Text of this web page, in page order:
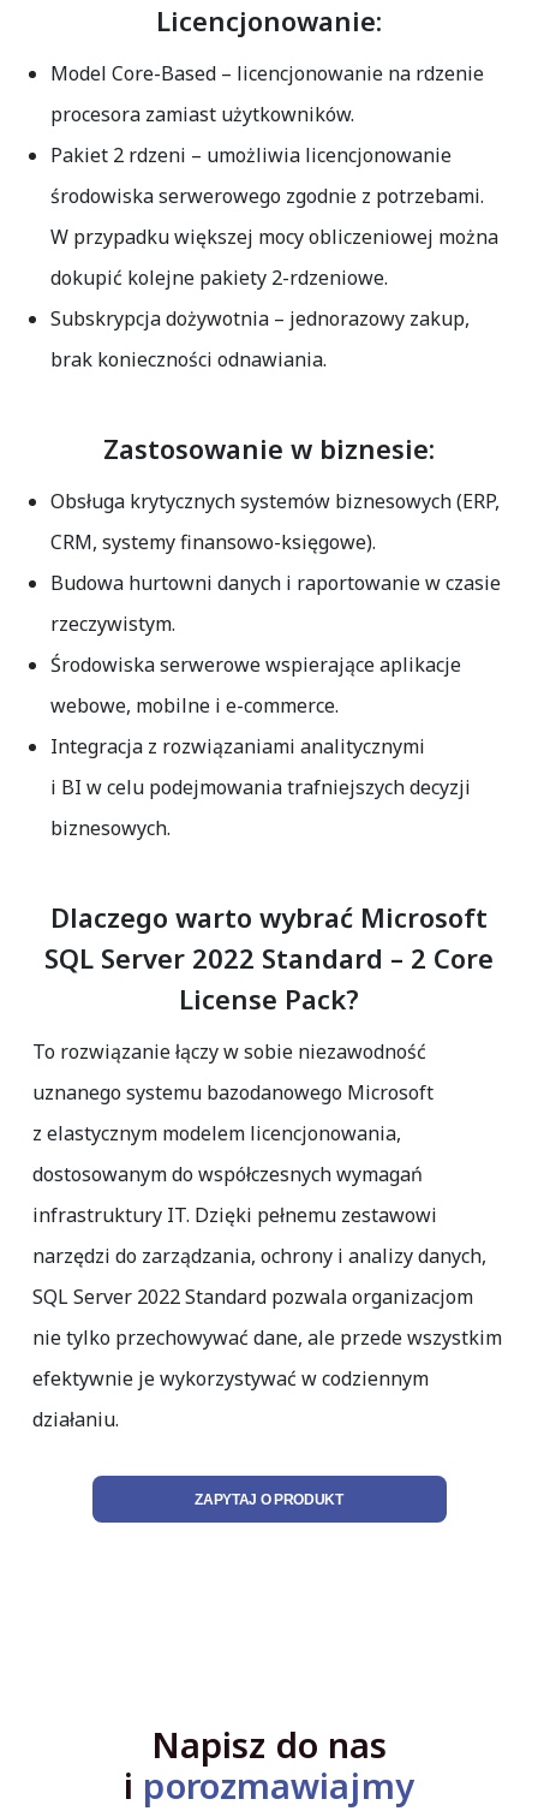
Licencjonowanie:
Model Core-Based– licencjonowanie na rdzenie
procesora zamiast użytkowników.
Pakiet 2 rdzeni – umożliwia licencjonowanie
środowiska serwerowego zgodnie z potrzebami.
W przypadku większej mocy obliczeniowej można
dokupić kolejne pakiety 2-rdzeniowe.
Subskrypcja dożywotnia– jednorazowy zakup,
brak konieczności odnawiania.
Zastosowanie w biznesie:
Obsługa krytycznych systemów biznesowych (ERP,
CRM, systemy finansowo-księgowe).
Budowa hurtowni danych i raportowanie w czasie
rzeczywistym.
Środowiska serwerowe wspierające aplikacje
webowe, mobilne i e-commerce.
Integracja z rozwiązaniami analitycznymi
i BI w celu podejmowania trafniejszych decyzji
biznesowych.
Dlaczego warto wybrać Microsoft
SQL Server 2022 Standard – 2 Core
License Pack?
To rozwiązanie łączy w sobie niezawodność
uznanego systemu bazodanowego Microsoft
z elastycznym modelem licencjonowania,
dostosowanym do współczesnych wymagań
infrastruktury IT. Dzięki pełnemu zestawowi
narzędzi do zarządzania, ochrony i analizy danych,
SQL Server 2022 Standard pozwala organizacjom
nie tylko przechowywać dane, ale przede wszystkim
efektywnie je wykorzystywać w codziennym
działaniu.
ZAPYTAJ O PRODUKT
Napisz do nas
i porozmawiajmy